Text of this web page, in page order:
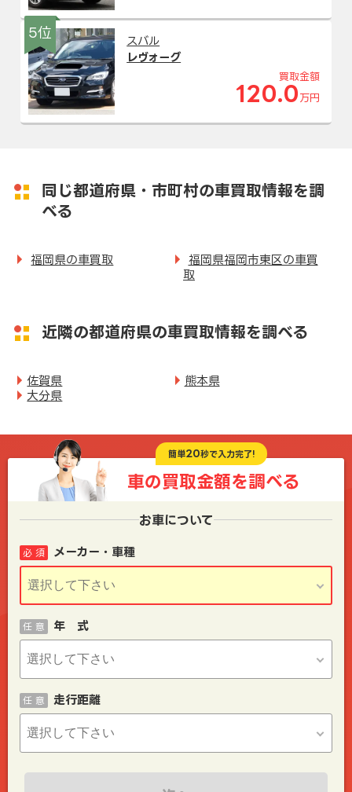
5位
スバル
レヴォーグ
買取金額
120.0 万円
同じ都道府県・市町村の車買取情報を調
べる
福岡県の車買取
福岡県福岡市東区の車買
取
近隣の都道府県の車買取情報を調べる
佐賀県
熊本県
大分県
簡単20秒で入力完了!
車の買取金額を調べる
お車について
メーカー・車種
必 須
年 式
任 意
走行距離
任 意